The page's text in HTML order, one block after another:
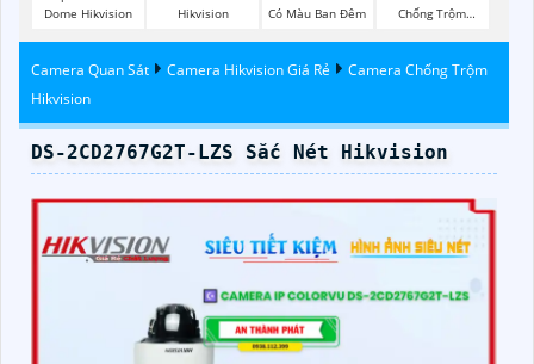
Dome Hikvision
Hikvision
Có Màu Ban Đêm
Chống Trộm
Camera Quan Sát Camera Hikvision Giá Rẻ
Camera Chống Trộm
Hikvision
DS-2CD2767G2T-LZS Sắc Nét Hikvision